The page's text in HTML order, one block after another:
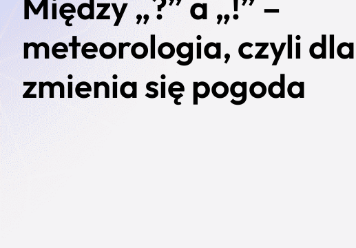
meteorologia, czyli
zmienia się pogoda